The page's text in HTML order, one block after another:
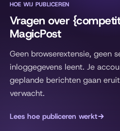
HOE WIJ PUBLICEREN
Vragen over
MagicPost
Geen browserextensie, geen
inloggegevens leent. Je
geplande berichten gaan
verwacht.
Lees hoe publiceren werkt